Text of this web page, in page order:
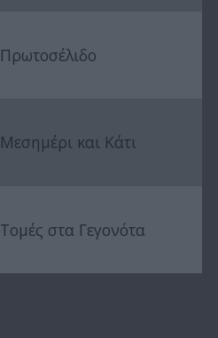
Πρωτοσέλιδο
Μεσημέρι και Κάτι
Τομές στα Γεγονότα